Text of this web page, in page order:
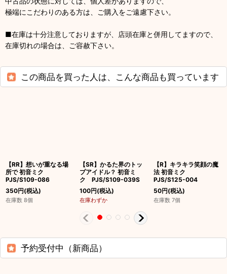
極端にこだわりのある方は、ご購入をご遠慮下さい。
■在庫は十分注意しておりますが、店頭在庫と併用してますので、
在庫切れの場合は、ご容赦下さい。
この商品を買った人は、こんな商品も買っています
【RR】想いが重なる場
所で 初音ミク
PJS/S109-086
350円(税込)
在庫数 8個
【SR】かるた界のトッ
プアイドル？ 初音ミ
ク PJS/S109-039S
100円(税込)
在庫わずか
【R】キラキラ笑顔の魔
法 初音ミク
PJS/S125-004
50円(税込)
在庫数 7個
予約受付中（新商品）